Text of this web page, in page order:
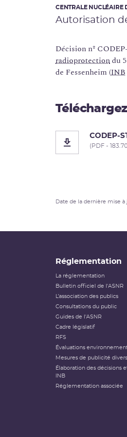
CENTRALE NUCLÉAIRE
Autorisation
Décision nº
radioprotectiondu
de Fessenheim (INB
CODEP-
(PDF -
Date de la dernière mise à
Réglementation
La réglementation
Bulletin officiel de l'ASNR
L’association des publics
Consultations du public
Guides de l'ASNR
Cadre législatif
RFS
Évaluations
Mesures de publicité
Élaboration des décisions
INB
Réglementation associée